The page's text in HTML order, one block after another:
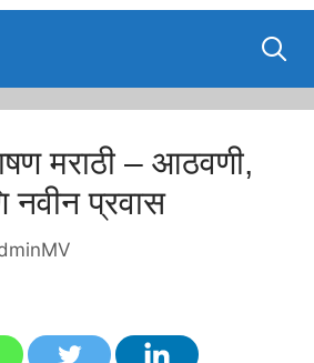
मराठी – आठवणी,
नवीन प्रवास